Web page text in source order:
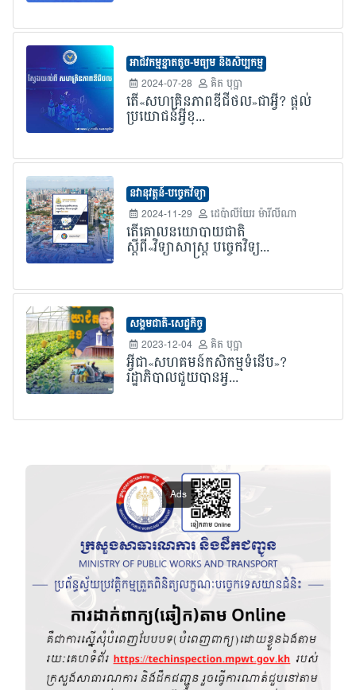
អាជីវកម្មខ្នាតតូច-មធ្យម និងសិប្បកម្ម
2024-07-28
គិត បុប្ផា
តើ«សហគ្រិនភាពឌីជីថល»ជាអ្វី? ផ្តល់
ប្រយោជន៍អ្វីខ្...
នវានុវត្តន៍-បច្ចេកវិទ្យា
2024-11-29
ដេប៉ាលីយែរ ម៉ារីលីណា
តើគោលនយោបាយជាតិ
ស្តីពី«វិទ្យាសាស្ត្រ បច្ចេកវិទ្យ...
សង្គមជាតិ-សេដ្ឋកិច្ច
2023-12-04
គិត បុប្ផា
អ្វីជា«សហគមន៍កសិកម្មទំនើប»?
រដ្ឋាភិបាលជួយបានអ្វ...